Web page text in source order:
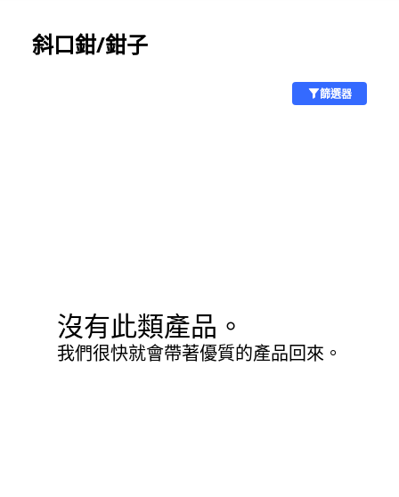
斜口鉗/鉗子
篩選器
沒有此類產品。
我們很快就會帶著優質的產品回來。